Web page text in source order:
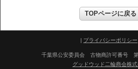
TOPページに戻る
| プライバシーポリシー
千葉県公安委員会 古物商許可番号 第
グッドウッド二輪商会株